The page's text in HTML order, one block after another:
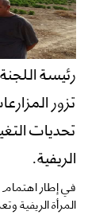
رئيسة
تزور
تحديات
الريفية.
في إطار
المرأة الريفية